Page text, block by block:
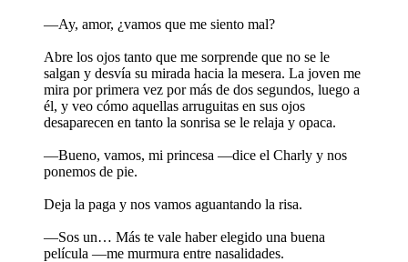
—Ay, amor, ¿vamos que me siento mal?
Abre los ojos tanto que me sorprende que no se le
salgan y desvía su mirada hacia la mesera. La joven me
mira por primera vez por más de dos segundos, luego a
él, y veo cómo aquellas arruguitas en sus ojos
desaparecen en tanto la sonrisa se le relaja y opaca.
—Bueno, vamos, mi princesa —dice el Charly y nos
ponemos de pie.
Deja la paga y nos vamos aguantando la risa.
—Sos un… Más te vale haber elegido una buena
película —me murmura entre nasalidades.